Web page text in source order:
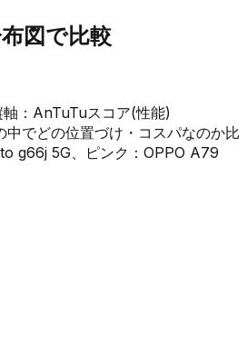
図で比較
：AnTuTuスコア(性能)
中でどの位置づけ・コスパなのか比
g66j 5G ピンク ： OPPO A79